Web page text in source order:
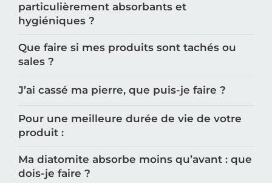
particulièrement absorbants et
hygiéniques ?
Que faire si mes produits sont tachés ou
sales ?
J’ai cassé ma pierre, que puis-je faire ?
Pour une meilleure durée de vie de votre
produit :
Ma diatomite absorbe moins qu’avant : que
dois-je faire ?